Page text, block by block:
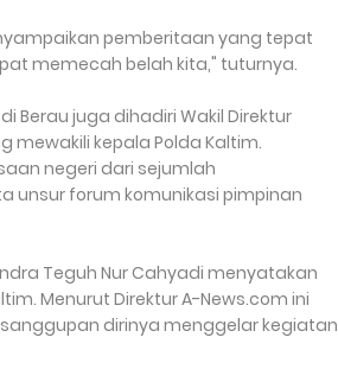
pemberitaan yang tepat
memecah belah kita," tuturnya.
Berau juga dihadiri Wakil Direktur
mewakili kepala Polda Kaltim.
negeri dari sejumlah
unsur forum komunikasi pimpinan
Teguh Nur Cahyadi menyatakan
Menurut Direktur A-News.com ini
dirinya menggelar kegiatan